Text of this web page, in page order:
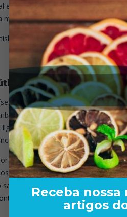
entre futebol, encontros e
com o público latino-
desenvolvidas especificamente
Reposado
sede da Copa, a Centenario Tri-
à união entre México, Estados
às três nações anfitriãs e
geográfico desta edição do
um processo de amadurecimento
três países co-anfitriões:
Carvalho Americano:
para o equilíbrio e um final
Receba
artigos